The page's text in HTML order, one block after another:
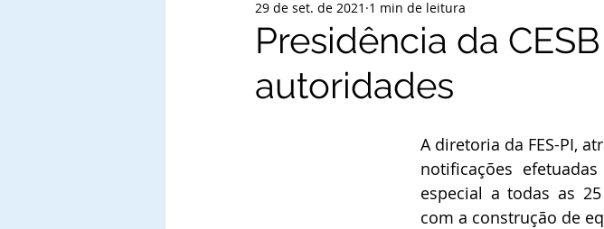
Presidência da
autoridades
29 de set. de 2021 1 min de leitura
A diretoria da FES-PI,
notificações
especial a todas as
com a construção de